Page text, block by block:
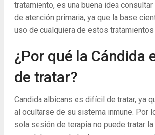
tratamiento, es una buena idea
de atención primaria, ya que la base
uso de cualquiera de estos
¿Por qué la Cándida
de tratar?
Candida albicans es difícil de tratar, ya
al ocultarse de su sistema inmune. Por
sola sesión de terapia no puede tratar la